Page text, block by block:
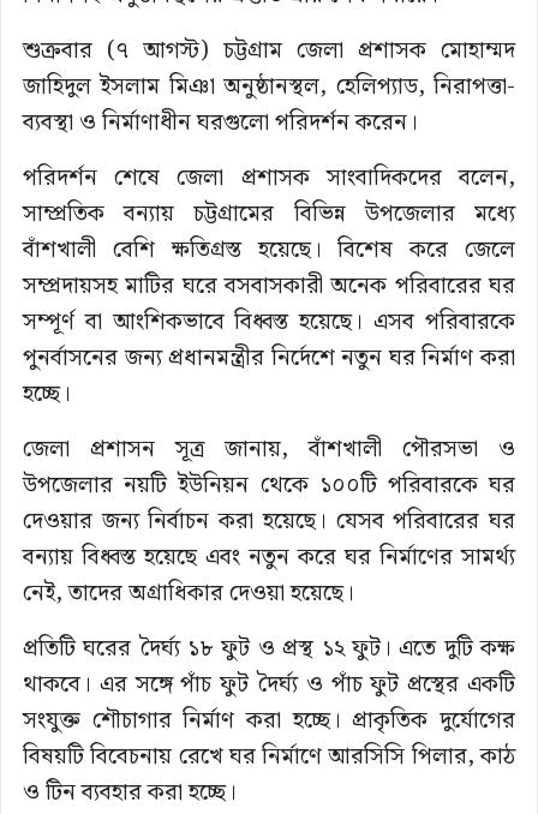
শুক্রবার (৭ আগস্ট) চট্টগ্রাম জেলা প্রশাসক মোহাম্মদ
জাহিদুল ইসলাম মিঞা অনুষ্ঠানস্থল, হেলিপ্যাড, নিরাপত্তা-
ব্যবস্থা ও নির্মাণাধীন ঘরগুলো পরিদর্শন করেন।
পরিদর্শন শেষে জেলা প্রশাসক সাংবাদিকদের বলেন,
সাম্প্রতিক বন্যায় চট্টগ্রামের বিভিন্ন উপজেলার মধ্যে
বাঁশখালী বেশি ক্ষতিগ্রস্ত হয়েছে। বিশেষ করে জেলে
সম্প্রদায়সহ মাটির ঘরে বসবাসকারী অনেক পরিবারের ঘর
সম্পূর্ণ বা আংশিকভাবে বিধ্বস্ত হয়েছে। এসব পরিবারকে
পুনর্বাসনের জন্য প্রধানমন্ত্রীর নির্দেশে নতুন ঘর নির্মাণ করা
হচ্ছে।
জেলা প্রশাসন সূত্র জানায়, বাঁশখালী পৌরসভা ও
উপজেলার নয়টি ইউনিয়ন থেকে ১০০টি পরিবারকে ঘর
দেওয়ার জন্য নির্বাচন করা হয়েছে। যেসব পরিবারের ঘর
বন্যায় বিধ্বস্ত হয়েছে এবং নতুন করে ঘর নির্মাণের সামর্থ্য
নেই, তাদের অগ্রাধিকার দেওয়া হয়েছে।
প্রতিটি ঘরের দৈর্ঘ্য ১৮ ফুট ও প্রস্থ ১২ ফুট। এতে দুটি কক্ষ
থাকবে। এর সঙ্গে পাঁচ ফুট দৈর্ঘ্য ও পাঁচ ফুট প্রস্থের একটি
সংযুক্ত শৌচাগার নির্মাণ করা হচ্ছে। প্রাকৃতিক দুর্যোগের
বিষয়টি বিবেচনায় রেখে ঘর নির্মাণে আরসিসি পিলার, কাঠ
ও টিন ব্যবহার করা হচ্ছে।